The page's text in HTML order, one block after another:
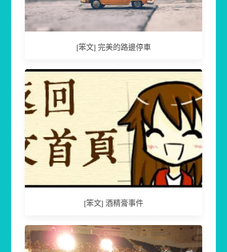
[笨文] 完美的路邊停車
[笨文] 酒精膏事件